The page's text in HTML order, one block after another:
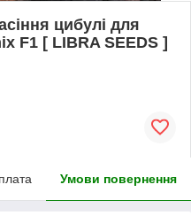
цибулі для
F1 [ LIBRA SEEDS ]
Умови повернення